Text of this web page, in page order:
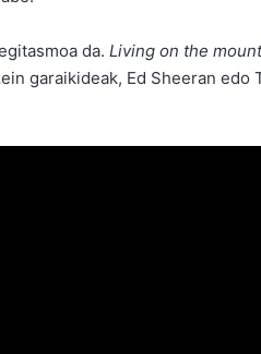
da. Living on the
garaikideak, Ed Sheeran edo